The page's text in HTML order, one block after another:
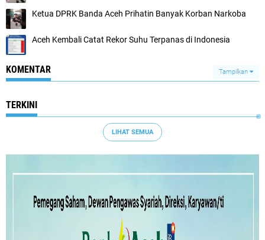
Ketua DPRK Banda Aceh Prihatin Banyak Korban Narkoba
Aceh Kembali Catat Rekor Suhu Terpanas di Indonesia
KOMENTAR Tampilkan
TERKINI
LIHAT SEMUA